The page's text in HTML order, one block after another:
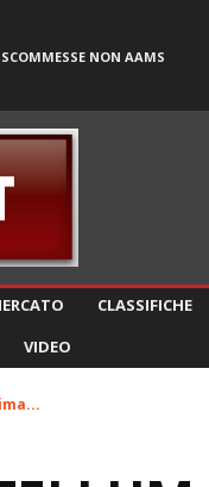
NON AAMS
CLASSIFICHE
VIDEO